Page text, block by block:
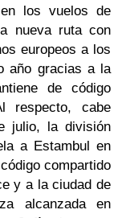
los vuelos de
nueva ruta con
europeos a los
año gracias a la
de código
respecto, cabe
julio, la división
a Estambul en
compartido
y a la ciudad de
alcanzada en